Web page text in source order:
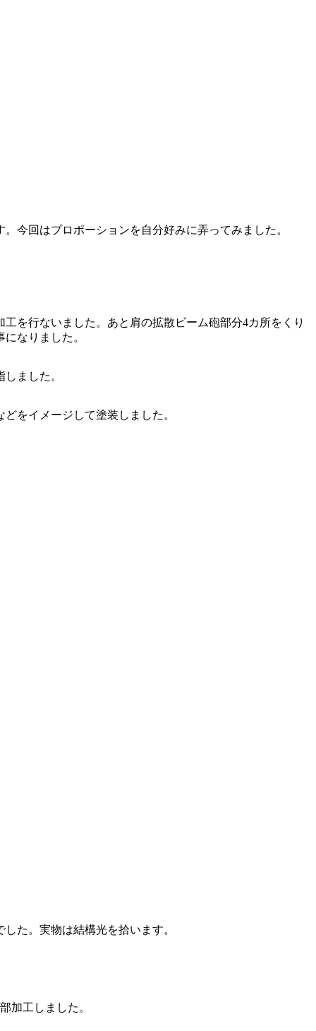
今回はプロポーションを自分好みに弄ってみました。
を行ないました。あと肩の拡散ビーム砲部分4カ所をくり
なりました。
ました。
をイメージして塗装しました。
た。実物は結構光を拾います。
加工しました。